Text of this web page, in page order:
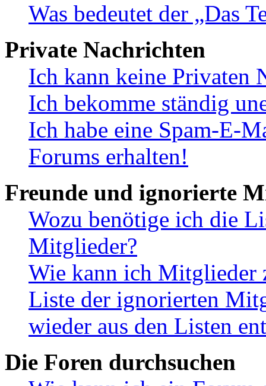
Was bedeutet der „Das
Private Nachrichten
Ich kann keine Privaten
Ich bekomme ständig
Ich habe eine Spam-E-
Forums erhalten!
Freunde und ignorierte
Wozu benötige ich die
Mitglieder?
Wie kann ich Mitglieder
Liste der ignorierten
wieder aus den Listen
Die Foren durchsuchen